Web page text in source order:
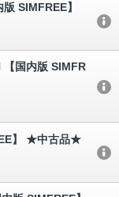
SIMFREE】
国内版 SIMFR
】 ★中古品★